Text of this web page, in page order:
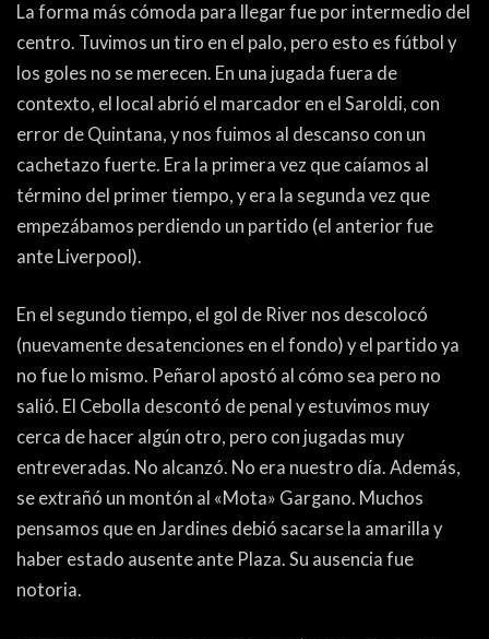
La forma más cómoda para llegar fue por intermedio del
centro. Tuvimos un tiro en el palo, pero esto es fútbol y
los goles no se merecen. En una jugada fuera de
contexto, el local abrió el marcador en el Saroldi, con
error de Quintana, y nos fuimos al descanso con un
cachetazo fuerte. Era la primera vez que caíamos al
término del primer tiempo, y era la segunda vez que
empezábamos perdiendo un partido (el anterior fue
ante Liverpool).
En el segundo tiempo, el gol de River nos descolocó
(nuevamente desatenciones en el fondo) y el partido ya
no fue lo mismo. Peñarol apostó al cómo sea pero no
salió. El Cebolla descontó de penal y estuvimos muy
cerca de hacer algún otro, pero con jugadas muy
entreveradas. No alcanzó. No era nuestro día. Además,
se extrañó un montón al «Mota» Gargano. Muchos
pensamos que en Jardines debió sacarse la amarilla y
haber estado ausente ante Plaza. Su ausencia fue
notoria.